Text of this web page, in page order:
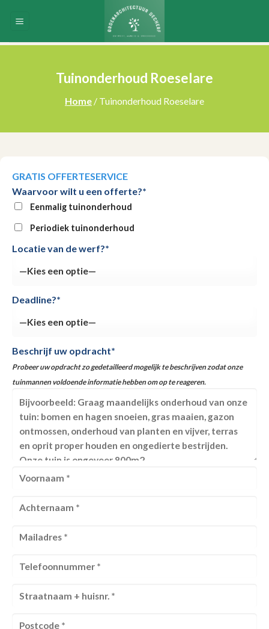
Tuinonderhoud Roeselare
Home / Tuinonderhoud Roeselare
GRATIS OFFERTESERVICE
Waarvoor wilt u een offerte?*
Eenmalig tuinonderhoud
Periodiek tuinonderhoud
Locatie van de werf?*
Deadline?*
Beschrijf uw opdracht*
Probeer uw opdracht zo gedetailleerd mogelijk te beschrijven zodat onze
tuinmannen voldoende informatie hebben om op te reageren.